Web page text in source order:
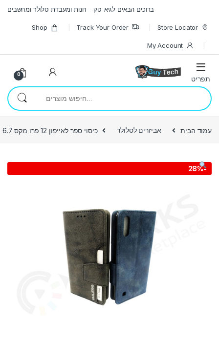
ברוכים הבאים לגיא-טק – חנות ומעבדת סלולר ומחשבים
Store Locator
Track Your Order
Shop
My Account
0
חיפוש עבור:
עמוד הבית אביזרים לסלולר כיסוי ספר לאייפון 12 פרו מקס 6.7
-
28%